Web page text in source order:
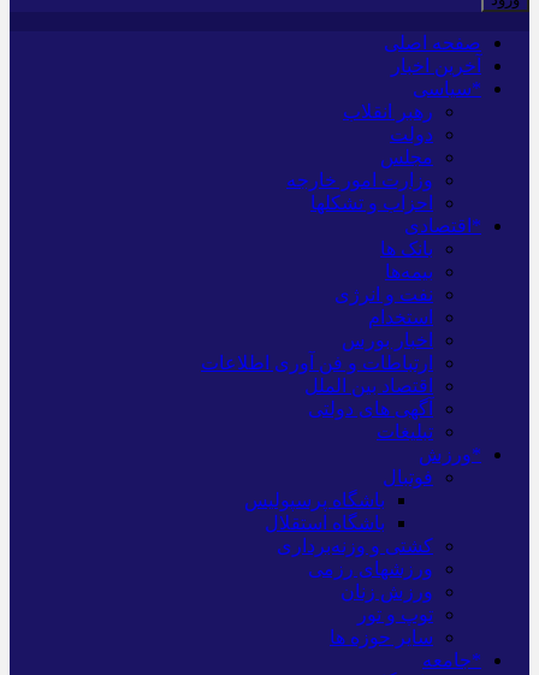
صفحه اصلی
آخرین اخبار
*سیاسی
رهبر انقلاب
دولت
مجلس
وزارت امور خارجه
احزاب و تشکلها
*اقتصادی
بانک ها
بیمه‌ها
نفت و انرژی
استخدام
اخبار بورس
ارتباطات و فن آوری اطلاعات
اقتصاد بین الملل
آگهی های دولتی
تبلیغات
*ورزش
فوتبال
باشگاه پرسپولیس
باشگاه استقلال
کشتی و وزنه‌برداری
ورزشهای رزمی
ورزش زنان
توپ و تور
سایر حوزه ها
*جامعه